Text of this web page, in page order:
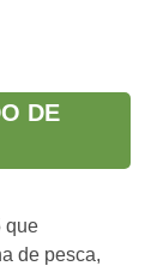
DE
que
de pesca,